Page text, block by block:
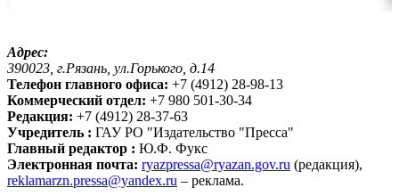
Адрес:
390023, г.Рязань, ул.Горького, д.14
Телефон главного офиса: +7 (4912) 28-98-13
Коммерческий отдел: +7 980 501-30-34
Редакция: +7 (4912) 28-37-63
Учредитель : ГАУ РО "Издательство "Пресса"
Главный редактор : Ю.Ф. Фукс
Электронная почта: ryazpressa@ryazan.gov.ru (редакция),
reklamarzn.pressa@yandex.ru – реклама.